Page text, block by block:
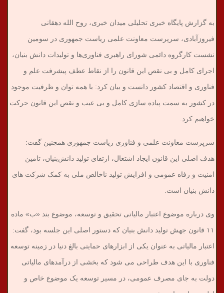
به گزارش پایگاه خبری تحلیلی میدان خبری، روح الله دهقانی
فیروزآبادی، سرپرست معاونت علمی ریاست جمهوری در سومین
نشست کارگروه دائمی شورای راهبری فناوری‌ها و تولیدات دانش بنیان،
اجرای کامل و بی نقص این قانون را از نقاط عطف پیشرفت علم و
فناوری و اقتصاد کشور دانست و بیان کرد: با همه توان و ظرفیت موجود
در کشور به سمت پیاده سازی کامل و بی عیب و نقص این قانون حرکت
خواهیم کرد.
سرپرست معاونت علمی و فناوری ریاست جمهوری همچنین گفت:
هدف اصلی این قانون ایجاد اشتغال، ارتقای تولید دانش‌بنیان، تامین
امنیت و رفاه عمومی و افزایش تولید ناخالص ملی به کمک شرکت های
دانش بنیان است.
وی درباره موضوع اعتبار مالیاتی تحقیق و توسعه، موضوع بند «ب» ماده
۱۱ قانون جهش تولید دانش بنیان که دستور اصلی این جلسه بود، گفت:
اعتبار مالیاتی به عنوان یکی از ابزارهای حمایتی بالغ دنیا در زمینه توسعه
فناوری با این هدف طراحی می شود که بخشی از درآمدهای مالیاتی
دولت به جای مصرف عمومی، در مسیر توسعه یک موضوع خاص و